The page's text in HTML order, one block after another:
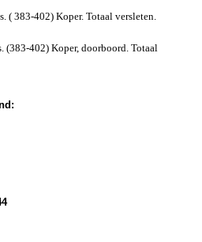
( 383-402) Koper. Totaal versleten.
402) Koper, doorboord. Totaal